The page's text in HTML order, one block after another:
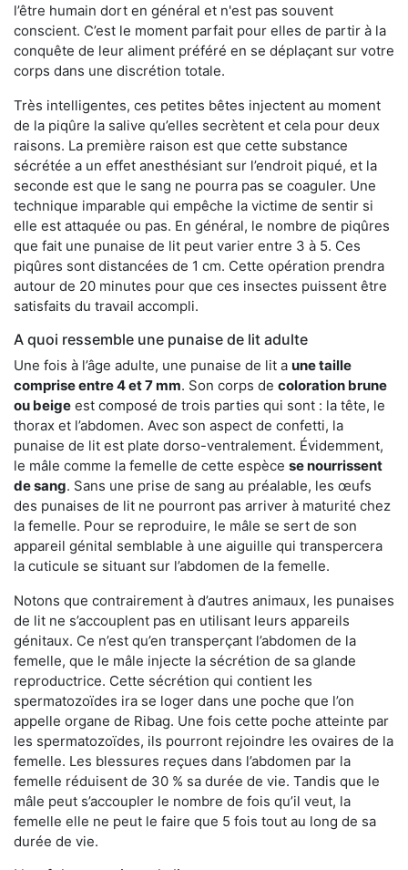
l’être humain dort en général et n'est pas souvent
conscient. C’est le moment parfait pour elles de partir à la
conquête de leur aliment préféré en se déplaçant sur votre
corps dans une discrétion totale.
Très intelligentes, ces petites bêtes injectent au moment
de la piqûre la salive qu’elles secrètent et cela pour deux
raisons. La première raison est que cette substance
sécrétée a un effet anesthésiant sur l’endroit piqué, et la
seconde est que le sang ne pourra pas se coaguler. Une
technique imparable qui empêche la victime de sentir si
elle est attaquée ou pas. En général, le nombre de piqûres
que fait une punaise de lit peut varier entre 3 à 5. Ces
piqûres sont distancées de 1 cm. Cette opération prendra
autour de 20 minutes pour que ces insectes puissent être
satisfaits du travail accompli.
A quoi ressemble une punaise de lit adulte
Une fois à l’âge adulte, une punaise de lit a une taille
comprise entre 4 et 7 mm. Son corps de coloration brune
ou beige est composé de trois parties qui sont : la tête, le
thorax et l’abdomen. Avec son aspect de confetti, la
punaise de lit est plate dorso-ventralement. Évidemment,
le mâle comme la femelle de cette espèce se nourrissent
de sang. Sans une prise de sang au préalable, les œufs
des punaises de lit ne pourront pas arriver à maturité chez
la femelle. Pour se reproduire, le mâle se sert de son
appareil génital semblable à une aiguille qui transpercera
la cuticule se situant sur l’abdomen de la femelle.
Notons que contrairement à d’autres animaux, les punaises
de lit ne s’accouplent pas en utilisant leurs appareils
génitaux. Ce n’est qu’en transperçant l’abdomen de la
femelle, que le mâle injecte la sécrétion de sa glande
reproductrice. Cette sécrétion qui contient les
spermatozoïdes ira se loger dans une poche que l’on
appelle organe de Ribag. Une fois cette poche atteinte par
les spermatozoïdes, ils pourront rejoindre les ovaires de la
femelle. Les blessures reçues dans l’abdomen par la
femelle réduisent de 30 % sa durée de vie. Tandis que le
mâle peut s’accoupler le nombre de fois qu’il veut, la
femelle elle ne peut le faire que 5 fois tout au long de sa
durée de vie.